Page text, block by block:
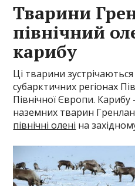
Тварини
північний
карибу
Ці тварини
субарктичних регіонах
Північної Європи.
наземних тварин
північні олені на